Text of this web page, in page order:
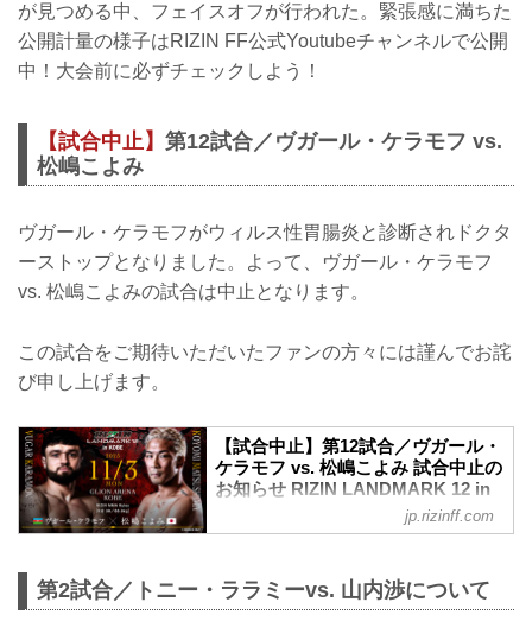
が見つめる中、フェイスオフが行われた。緊張感に満ちた
公開計量の様子はRIZIN FF公式Youtubeチャンネルで公開
中！大会前に必ずチェックしよう！
【試合中止】 第12試合／ヴガール・ケラモフ vs.
松嶋こよみ
ヴガール・ケラモフがウィルス性胃腸炎と診断されドクタ
ーストップとなりました。よって、ヴガール・ケラモフ
vs. 松嶋こよみの試合は中止となります。
この試合をご期待いただいたファンの方々には謹んでお詫
び申し上げます。
【試合中止】第12試合／ヴガール・
ケラモフ vs. 松嶋こよみ 試合中止の
お知らせ RIZIN LANDMARK 12 in
KOBE - RIZIN FIGHTING
FEDERATION オフィシャルサイト
にて開催されるRIZIN LANDMARK 12 in
KOBEの第12試合／ヴガール・ケラモフ
jp.rizinff.com
第2試合／トニー・ララミーvs. 山内渉について